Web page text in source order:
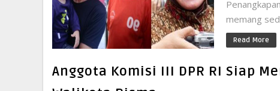
memang
Read More
Anggota Komisi III DPR RI Siap